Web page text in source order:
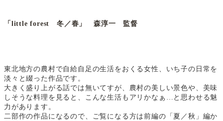
「little forest 冬／春」 森淳一 監督
東北地方の農村で自給自足の生活をおくる女性、いち子の日常を
淡々と綴った作品です。
大きく盛り上がる話では無いてすが、農村の美しい景色や、美味
しそうな料理を見ると、こんな生活もアリかなぁ…と思わせる魅
力があります。
二部作の作品になるので、ご覧になる方は前編の「夏／秋」編か